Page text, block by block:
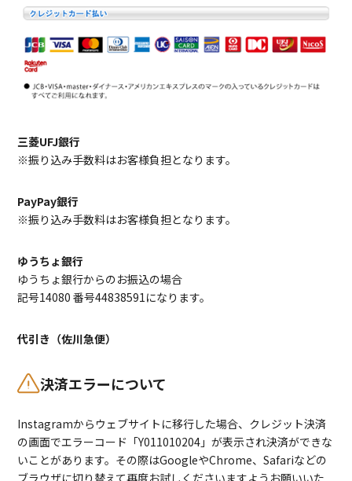
三菱UFJ銀行
※振り込み手数料はお客様負担となります。
PayPay銀行
※振り込み手数料はお客様負担となります。
ゆうちょ銀行
ゆうちょ銀行からのお振込の場合
記号14080 番号44838591になります。
代引き（佐川急便）
決済エラーについて
Instagramからウェブサイトに移行した場合、クレジット決済
の画面でエラーコード「Y011010204」が表示され決済ができな
いことがあります。その際はGoogleやChrome、Safariなどの